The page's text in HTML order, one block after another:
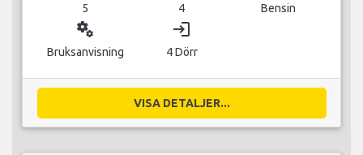
5 4 Bensin
miscellaneous_services
Bruksanvisning
login
4 Dörr
VISA DETALJER...